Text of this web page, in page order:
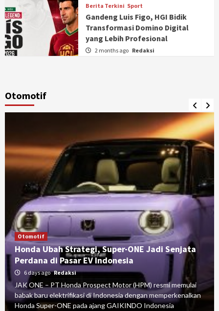
Berita Terkini Sport
Gandeng Luis Figo, HGI Bidik
Transformasi Domino Digital
yang Lebih Profesional
2 months ago Redaksi
Otomotif
Otomotif
Honda Ubah Strategi, Super-ONE Jadi Senjata
Perdana di Pasar EV Indonesia
6 days ago Redaksi
JAK ONE – PT Honda Prospect Motor (HPM) resmi memulai
babak baru elektrifikasi di Indonesia dengan memperkenalkan
Honda Super-ONE pada ajang GAIKINDO Indonesia